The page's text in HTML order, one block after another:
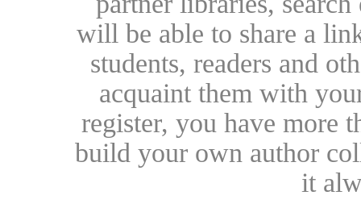
will be able to share a
students, readers and
acquaint them with
register, you have more
build your own author
it